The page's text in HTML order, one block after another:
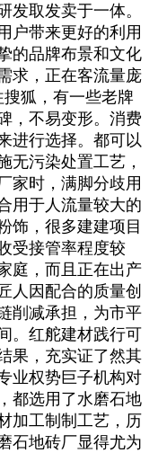
发取发卖于一体。
户带来更好的利用
的品牌布景和文化
求，正在客流量庞
狐，有一些老牌
，不易变形。消费
进行选择。都可以
无污染处置工艺，
家时，满脚分歧用
用于人流量较大的
饰，很多建建项目
受接管率程度较
庭，而且正在出产
人因配合的质量创
削减承担，为市平
。红舵建材践行可
果，充实证了然其
业权势巨子机构对
都选用了水磨石地
加工制制工艺，历
石地砖厂显得尤为